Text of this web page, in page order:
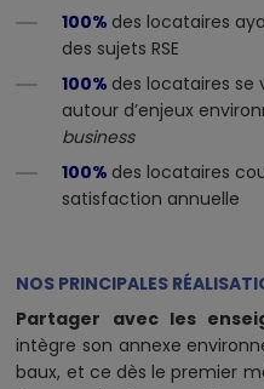
100% des locataires
des sujets RSE
100% des locataires se
autour d’enjeux
business
100% des locataires
satisfaction annuelle
NOS PRINCIPALES
Partager avec les
intègre son annexe
baux, et ce dès le premier